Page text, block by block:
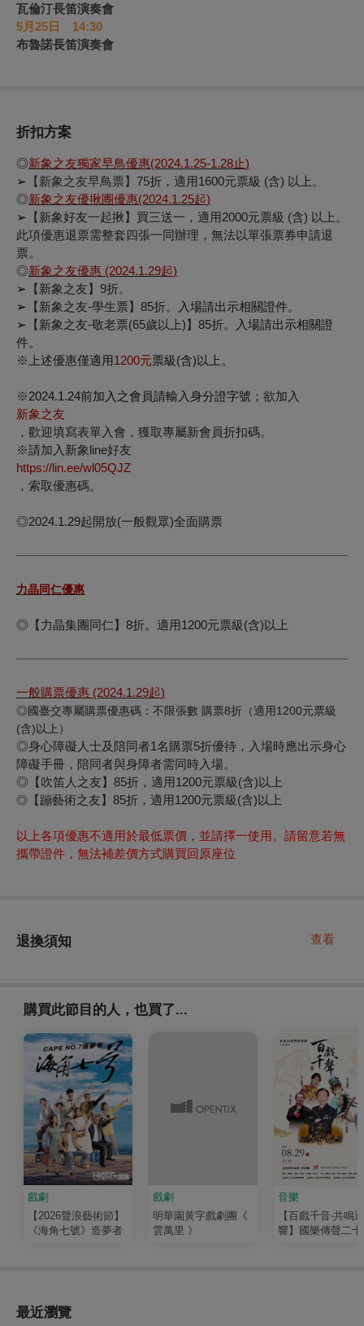
瓦倫汀長笛演奏會
5月25日 14:30
布魯諾長笛演奏會
折扣方案
◎新象之友獨家早鳥優惠(2024.1.25-1.28止)
➢ 【新象之友早鳥票】 75折 ，適用1600元票級 (含) 以上。
◎新象之友優揪團優惠(2024.1.25起)
➢ 【新象好友一起揪】買三送一，適用2000元票級 (含) 以上。
此項優惠退票需整套四張一同辦理，無法以單張票券申請退
票。
◎新象之友優惠 (2024.1.29起)
➢ 【新象之友】 9折。
➢ 【新象之友-學生票】 85折。入場請出示相關證件。
➢ 【新象之友-敬老票(65歲以上)】 85折。入場請出示相關證
件。
※ 上述優惠僅適用1200元票級(含) 以上。
※2024.1.24前加入之會員請輸入身分證字號； 欲加入
新象之友
，歡迎填寫表單入會，獲取專屬新會員折扣碼。
※請加入 新象line好友
https://lin.ee/wl05QJZ
，索取優惠碼。
◎2024.1.29起開放(一般觀眾)全面購票
力晶同仁優惠
◎【力晶集團同仁】8折。適用1200元票級(含)以上
一般購票優惠 (2024.1.29起)
◎國臺交專屬購票優惠碼：不限張數 購票8折（適用1200元票級
(含)以上）
◎身心障礙人士及陪同者1名購票5折優待，入場時應出示身心
障礙手冊，陪同者與身障者需同時入場。
◎【吹笛人之友】85折，適用1200元票級(含)以上
◎ 【蹦藝術之友】85折，適用1200元票級(含)以上
以上各項優惠不適用於最低票價，並請擇一使用。請留意若無
攜帶證件，無法補差價方式購買回原座位
退換須知 查看
購買此節目的人，也買了...
戲劇
【2026聲浪藝術節】
《海角七號》造夢者
戲劇
明華園黃字戲劇團《
雲萬里 》
音樂
【百戲千音‧共鳴迴
響】國樂傳聲二十
最近瀏覽